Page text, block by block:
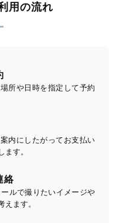
用の流れ
所や日時を指定して予約
内にしたがってお支払い
ます。
絡
ルで撮りたいイメージや
えます。